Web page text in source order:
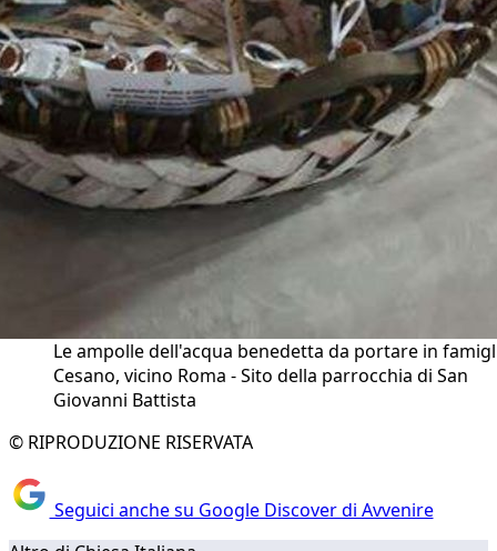
Le ampolle dell'acqua benedetta da portare in
Cesano, vicino Roma - Sito della parrocchia di San
Giovanni Battista
© RIPRODUZIONE RISERVATA
Seguici anche su Google Discover di Avvenire